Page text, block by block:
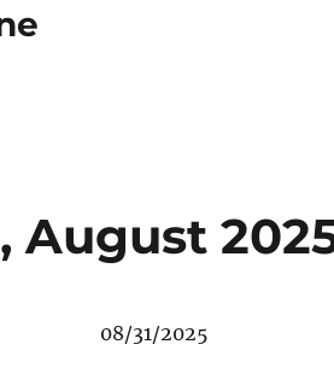
August
08/31/2025